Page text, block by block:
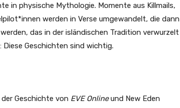
in physische Mythologie. Momente aus Killmails,
werden in Verse umgewandelt, die dann
das in der isländischen Tradition verwurzelt
Diese Geschichten sind wichtig.
Geschichte von EVE Onlineund New Eden